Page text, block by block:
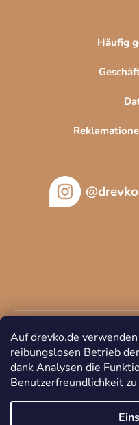
Auf drevko.de
reibungslosen Betrieb
dank Analysen die
Benutzerfreundlichkeit
Häufig
Copyright 2026DREVKO